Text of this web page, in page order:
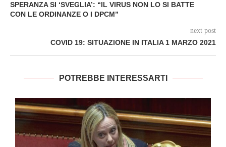
SPERANZA SI ‘SVEGLIA’: “IL VIRUS NON LO SI BATTE
CON LE ORDINANZE O I DPCM”
next post
COVID 19: SITUAZIONE IN ITALIA 1 MARZO 2021
POTREBBE INTERESSARTI